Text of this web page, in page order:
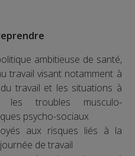
ambitieuse de santé,
travail visant notamment à
travail et les situations à
troubles musculo-
psycho-sociaux
aux risques liés à la
de travail